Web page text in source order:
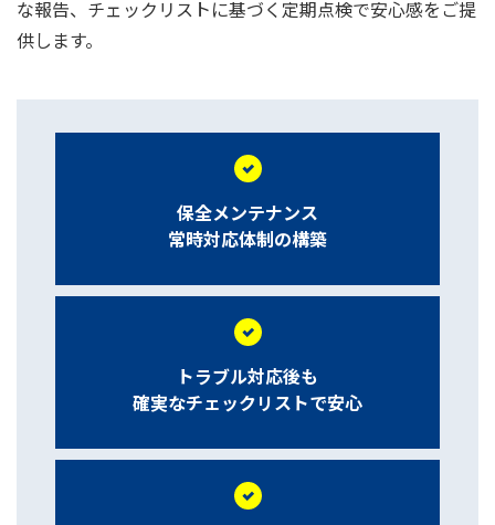
な報告、チェックリストに基づく定期点検で安心感をご提
供します。
保全メンテナンス
常時対応体制の構築
トラブル対応後も
確実なチェックリストで安心